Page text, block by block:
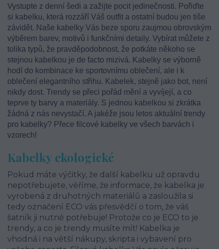
Vystupte z denní šedi a zažijte pocit jedinečnosti. Pořiďte
si kabelku, která rozzáří Váš outfit a ostatní budou jen tiše
závidět. Naše kabelky Vás beze sporu zaujmou obrovským
výběrem barev, motivů i funkčními detaily. Vybírat můžete z
tolika typů, že pravděpodobnost, že potkáte někoho se
stejnou kabelkou je de facto mizivá. Kabelky se výborně
hodí do kombinace ke sportovnímu oblečení, ale i k
oblečení elegantního střihu. Kabelek, stejně jako bot, není
nikdy dost. Trendy se přeci pořád mění a vyvíjejí, a co
teprve ty barvy a materiály. S jednou kabelkou si zkrátka
žádná z nás nevystačí. A jakéže jsou letos aktuální trendy
pro kabelky? Přece filcové kabelky ve všech barvách i
vzorech!
Kabelky ekologické
Pokud máte výčitky, že další kabelku už opravdu
nepotřebujete, věříme, že informace, že kabelka je
vyrobená z druhotných materiálů a zasloužila si
tedy označení ECO vás přesvědčí o tom, že váš
šatník ji nutně potřebuje! Protože co je ECO to je
trendy, a co je trendy musíte mít! Kabelka je
vhodná i na větší nákupy, skripta i vybavení pro